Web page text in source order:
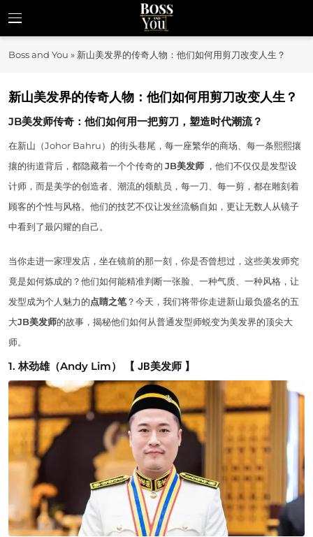
to
content
Boss and You
Boss and You » 新山美发界的传奇人物：他们如何用剪刀改变人生？
新山美发界的传奇人物：他们如何用剪刀改变人生？
JB美发师传奇：他们如何用一把剪刀，塑造时代潮流？
在新山（Johor Bahru）的街头巷尾，每一座繁华的商场、每一条熙熙攘
攘的街道背后，都隐藏着一个个传奇的 JB美发师 ，他们不仅仅是发型设
计师，而是美学的创造者、潮流的领航员，每一刀、每一剪，都在雕刻着
顾客的个性与风格。他们的技艺不仅让发丝流畅自如，更让无数人从镜子
中看到了最闪耀的自己。
当你走进一家理发店，坐在镜前的那一刻，你是否曾想过，这些美发师究
竟是如何炼成的？他们如何能精准判断一张脸、一种气质、一种风格，让
发型成为个人魅力的点睛之笔？今天，我们将带你走进新山最负盛名的五
大JB美发师的故事，揭秘他们如何从普通发型师蜕变为美发界的顶尖大
师。
1. 林劲雄（Andy Lim） 【 JB美发师 】